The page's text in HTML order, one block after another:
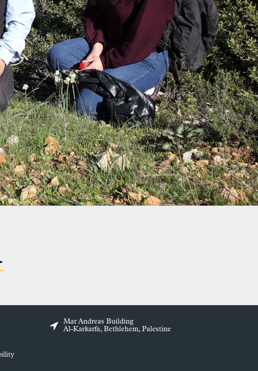
Mar Andreas Building
Al-Karkarfa, Bethlehem, Palestine